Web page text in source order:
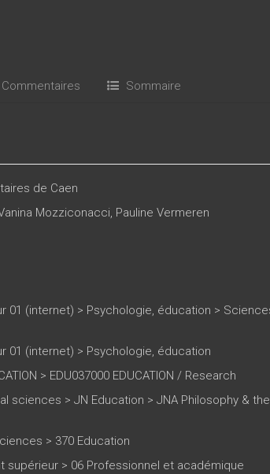
Commentaires Sommaire
de Caen
Mozziconacci, Pauline Vermeren
01 (internet) > Psychologie, éducation >
01 (internet) > Psychologie, éducation
> EDU037000 EDUCATION / Research
sciences > JN Education > JNA Philosophy &
> 370 Education
supérieur > 06 Professionnel et académique